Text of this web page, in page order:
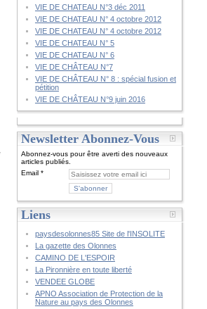
VIE DE CHATEAU N°3 déc 2011
VIE DE CHATEAU N° 4 octobre 2012
VIE DE CHATEAU N° 4 octobre 2012
VIE DE CHATEAU N° 5
VIE DE CHATEAU N° 6
VIE DE CHÂTEAU N°7
VIE DE CHÂTEAU N° 8 : spécial fusion et
pétition
VIE DE CHÂTEAU N°9 juin 2016
Newsletter Abonnez-Vous
Abonnez-vous pour être averti des nouveaux
articles publiés.
Email
Liens
paysdesolonnes85 Site de l'INSOLITE
La gazette des Olonnes
CAMINO DE L'ESPOIR
La Pironnière en toute liberté
VENDEE GLOBE
APNO Association de Protection de la
Nature au pays des Olonnes